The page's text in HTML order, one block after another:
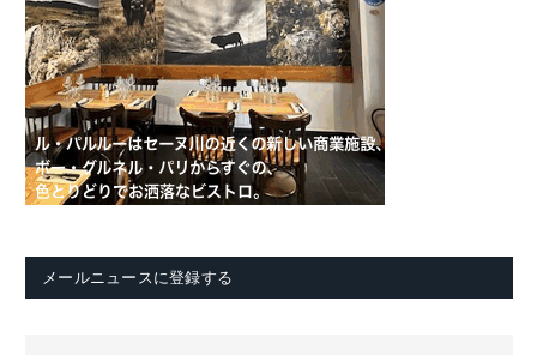
メールニュースに登録する